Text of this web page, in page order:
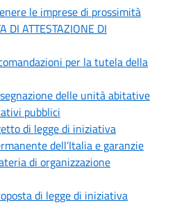
le imprese di prossimità
DI ATTESTAZIONE DI
per la tutela della
delle unità abitative
pubblici
di legge di iniziativa
dell’Italia e garanzie
di organizzazione
di legge di iniziativa